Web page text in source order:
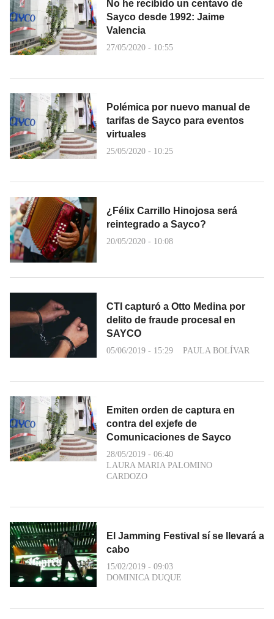
No he recibido un centavo de
Sayco desde 1992: Jaime
Valencia
27/05/2020 - 10:55
Polémica por nuevo manual de
tarifas de Sayco para eventos
virtuales
25/05/2020 - 10:25
¿Félix Carrillo Hinojosa será
reintegrado a Sayco?
20/05/2020 - 10:08
CTI capturó a Otto Medina por
delito de fraude procesal en
SAYCO
05/06/2019 - 15:29 PAULA BOLÍVAR
Emiten orden de captura en
contra del exjefe de
Comunicaciones de Sayco
28/05/2019 - 06:40
LAURA MARIA PALOMINO
CARDOZO
El Jamming Festival sí se llevará a
cabo
15/02/2019 - 09:03
DOMINICA DUQUE